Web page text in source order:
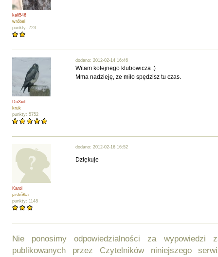
kali546
wróbel
punkty: 723
DoXxil
kruk
punkty: 5752
dodano: 2012-02-14 16:46
Witam kolejnego klubowicza :)
Mma nadzieję, ze miło spędzisz tu czas.
Karol
jaskółka
punkty: 1148
dodano: 2012-02-16 16:52
Dziękuje
Nie ponosimy odpowiedzialności za wypowiedzi
publikowanych przez Czytelników niniejszego